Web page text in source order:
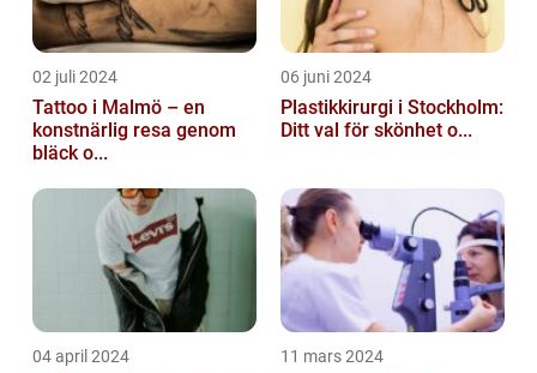
02 juli 2024
Tattoo i Malmö – en
konstnärlig resa genom
bläck o...
06 juni 2024
Plastikkirurgi i Stockholm:
Ditt val för skönhet o...
04 april 2024 11 mars 2024